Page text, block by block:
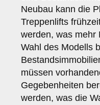
Neubau kann die
Treppenlifts
werden, was mehr
Wahl des Modells
müssen
Gegebenheiten
werden, was die